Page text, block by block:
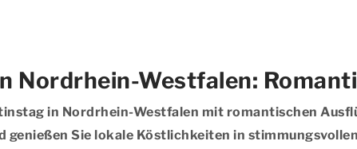
Nordrhein-Westfalen:
in Nordrhein-Westfalen mit romantischen
genießen Sie lokale Köstlichkeiten in